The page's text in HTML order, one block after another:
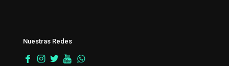
Nuestras Redes